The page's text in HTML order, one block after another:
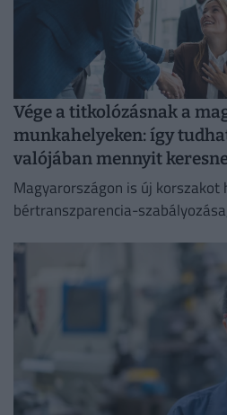
Vége a titkolózásnak a
munkahelyeken: így
valójában mennyit
Magyarországon is új korszakot
bértranszparencia-